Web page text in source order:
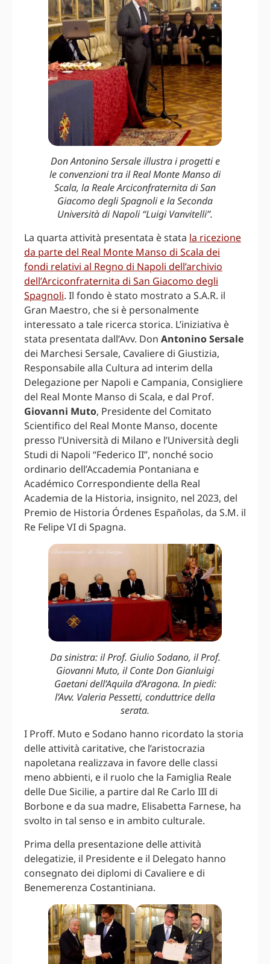
Don Antonino Sersale illustra i progetti e
le convenzioni tra il Real Monte Manso di
Scala, la Reale Arciconfraternita di San
Giacomo degli Spagnoli e la Seconda
Università di Napoli “Luigi Vanvitelli”.
La quarta attività presentata è stata la ricezione
da parte del Real Monte Manso di Scala dei
fondi relativi al Regno di Napoli dell’archivio
dell’Arciconfraternita di San Giacomo degli
Spagnoli. Il fondo è stato mostrato a S.A.R. il
Gran Maestro, che si è personalmente
interessato a tale ricerca storica. L’iniziativa è
stata presentata dall’Avv. Don Antonino Sersale
dei Marchesi Sersale, Cavaliere di Giustizia,
Responsabile alla Cultura ad interim della
Delegazione per Napoli e Campania, Consigliere
del Real Monte Manso di Scala, e dal Prof.
Giovanni Muto, Presidente del Comitato
Scientifico del Real Monte Manso, docente
presso l’Università di Milano e l’Università degli
Studi di Napoli “Federico II”, nonché socio
ordinario dell’Accademia Pontaniana e
Académico Correspondiente della Real
Academia de la Historia, insignito, nel 2023, del
Premio de Historia Órdenes Españolas, da S.M. il
Re Felipe VI di Spagna.
Da sinistra: il Prof. Giulio Sodano, il Prof.
Giovanni Muto, il Conte Don Gianluigi
Gaetani dell’Aquila d’Aragona. In piedi:
l’Avv. Valeria Pessetti, conduttrice della
serata.
I Proff. Muto e Sodano hanno ricordato la storia
delle attività caritative, che l’aristocrazia
napoletana realizzava in favore delle classi
meno abbienti, e il ruolo che la Famiglia Reale
delle Due Sicilie, a partire dal Re Carlo III di
Borbone e da sua madre, Elisabetta Farnese, ha
svolto in tal senso e in ambito culturale.
Prima della presentazione delle attività
delegatizie, il Presidente e il Delegato hanno
consegnato dei diplomi di Cavaliere e di
Benemerenza Costantiniana.